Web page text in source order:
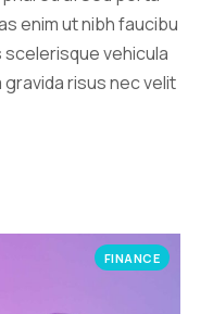
enim ut nibh faucibu
vehicula
risus nec velit
FINANCE